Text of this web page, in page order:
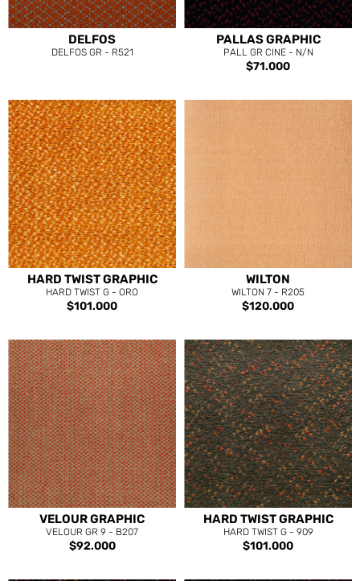
DELFOS
DELFOS GR - R521
PALLAS GRAPHIC
PALL GR CINE - N/N
$71.000
HARD TWIST GRAPHIC
HARD TWIST G - ORO
$101.000
WILTON
WILTON 7 - R205
$120.000
VELOUR GRAPHIC
VELOUR GR 9 - B207
$92.000
HARD TWIST GRAPHIC
HARD TWIST G - 909
$101.000